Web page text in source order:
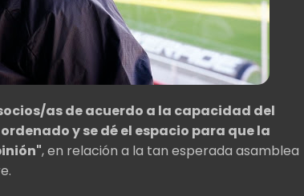
as de acuerdo a la capacidad del
y se dé el espacio para que la
, en relación a la tan esperada asamblea